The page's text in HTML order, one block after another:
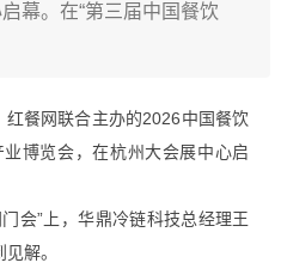
幕。在“第三届中国餐饮
餐网联合主办的2026中国餐饮
博览会，在杭州大会展中心启
会”上，华鼎冷链科技总经理王
解。